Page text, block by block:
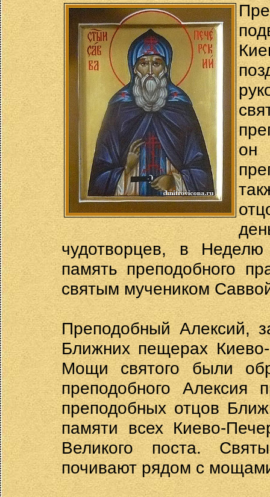
он
чудотворцев, в
память преподобного
святым мучеником
Преподобный Алексий,
Ближних пещерах
Мощи святого были
преподобного Алексия
преподобных отцов
памяти всех Киево-
Великого поста.
почивают рядом с